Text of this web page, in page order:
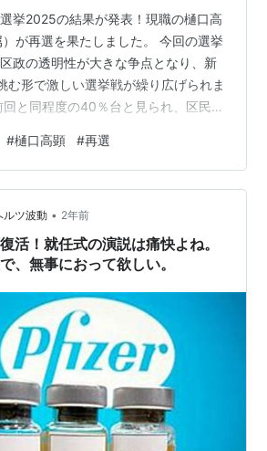
挙2025の結果が発表！現職の樋口高
が再選を果たしました。 今回の選挙
政の透明性が大きな争点となり、新
む形で激しい選挙戦が繰り広げられま
回と同程度の40％台と見られ、区民の
彦氏、新藤伸夫氏も、それぞれ独自
ましたが、結果として、現職の安定
もたらした形となりました。 今後の
の解明や防災・経済支援政策の実行
口区長はどのようなリーダーシップ
代田区政の今後…
#樋口高顕 #再選
ルツ波動 • 2年前
活！就任式の演説は痛快よね。
、無事におって欲しい。